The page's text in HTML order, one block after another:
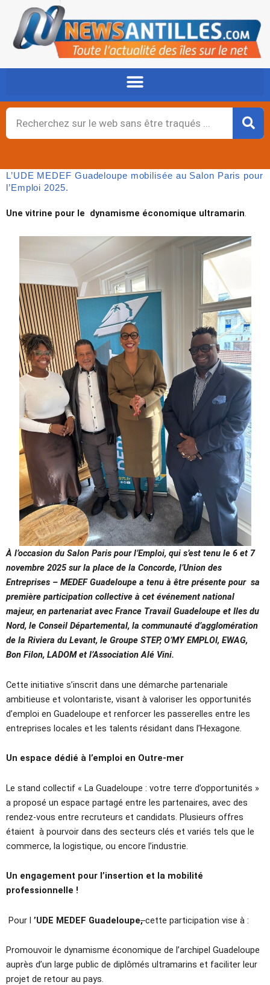
contenu
Rechercher
L’UDE MEDEF Guadeloupe mobilisée au Salon Paris pour
l’Emploi 2025.
Une vitrine pour le dynamisme économique ultramarin.
À l’occasion du Salon Paris pour l’Emploi, qui s’est tenu le 6 et 7
novembre 2025 sur la place de la Concorde, l’Union des
Entreprises – MEDEF Guadeloupe a tenu à être présente pour sa
première participation collective à cet événement national
majeur, en partenariat avec France Travail Guadeloupe et Iles du
Nord, le Conseil Départemental, la communauté d’agglomération
de la Riviera du Levant, le Groupe STEP, O’MY EMPLOI, EWAG,
Bon Filon, LADOM et l’Association Alé Vini.
Cette initiative s’inscrit dans une démarche partenariale
ambitieuse et volontariste, visant à valoriser les opportunités
d’emploi en Guadeloupe et renforcer les passerelles entre les
entreprises locales et les talents résidant dans l’Hexagone.
Un espace dédié à l’emploi en Outre-mer
Le stand collectif « La Guadeloupe : votre terre d’opportunités »
a proposé un espace partagé entre les partenaires, avec des
rendez-vous entre recruteurs et candidats. Plusieurs offres
étaient à pourvoir dans des secteurs clés et variés tels que le
commerce, la logistique, ou encore l’industrie.
Un engagement pour l’insertion et la mobilité
professionnelle !
Pour l ’UDE MEDEF Guadeloupe,cette participation vise à :
Promouvoir le dynamisme économique de l’archipel Guadeloupe
auprès d’un large public de diplômés ultramarins et faciliter leur
projet de retour au pays.